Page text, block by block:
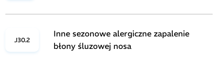
J30.2
Inne sezonowe alergiczne zapalenie
błony śluzowej nosa